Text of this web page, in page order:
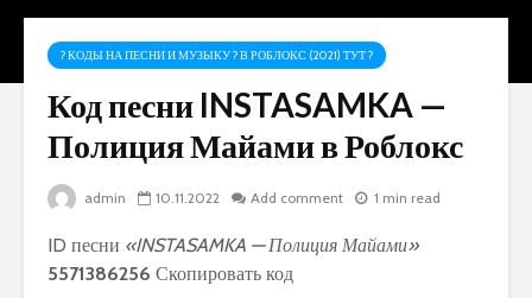
? КОДЫ НА ПЕСНИ И МУЗЫКУ ? В РОБЛОКС (2021) ТУТ ?
Код песни INSTASAMKA —
Полиция Майами в Роблокс
admin 10.11.2022 Add comment 1 min read
ID песни «INSTASAMKA — Полиция Майами»
5571386256 Скопировать код